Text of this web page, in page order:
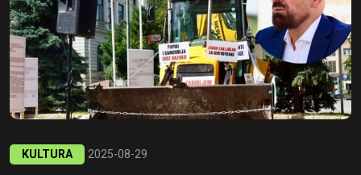
KULTURA 2025-08-29